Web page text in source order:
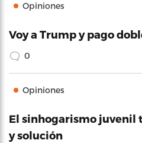
Opiniones
Voy a Trump y pago
0
Opiniones
El sinhogarismo juvenil
y solución